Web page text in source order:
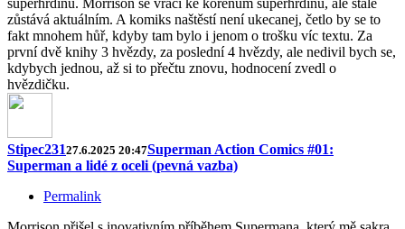
superhrdinů. Morrison se vrací ke kořenům superhrdinů, ale stále
zůstává aktuálním. A komiks naštěstí není ukecanej, četlo by se to
fakt mnohem hůř, kdyby tam bylo i jenom o trošku víc textu. Za
první dvě knihy 3 hvězdy, za poslední 4 hvězdy, ale nedivil bych se,
kdybych jednou, až si to přečtu znovu, hodnocení zvedl o
hvězdičku.
Stipec23127.6.2025 20:47Superman Action Comics #01:
Superman a lidé z oceli (pevná vazba)
Permalink